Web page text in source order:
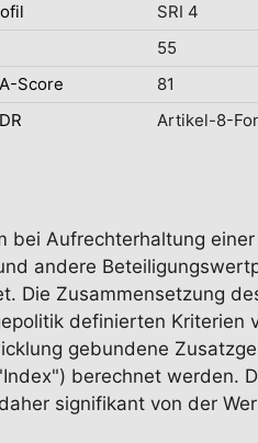
SRI 4
55
Score
81
Artikel-8-
bei Aufrechterhaltung
andere
Die Zusammensetzung
definierten Kriterien
gebundene
berechnet werden.
signifikant von der